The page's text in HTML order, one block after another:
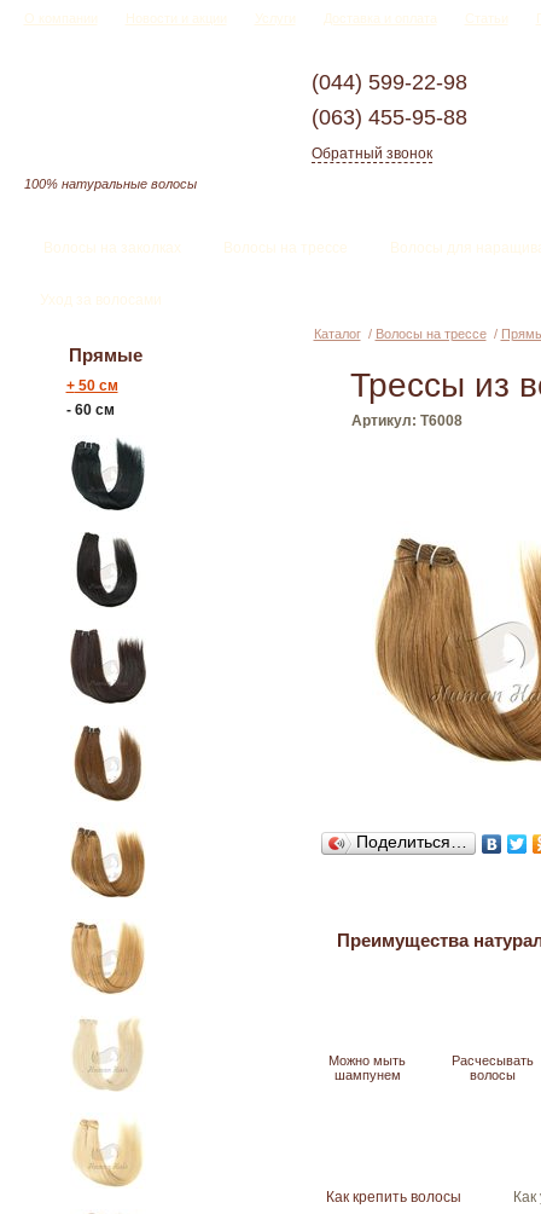
О компании Новости и акции Услуги Доставка и оплата Статьи
100% натуральные волосы
(044) 599-22-98
(063) 455-95-88
Обратный звонок
Волосы на заколках Волосы на трессе Волосы для
Уход за волосами
Прямые
+50 см
-60 см
Каталог/ Волосы на трессе/
Трессы из
Артикул: T6008
Поделиться…
Преимущества
Можно мыть
шампунем
Расчесывать
волосы
Как крепить волосы